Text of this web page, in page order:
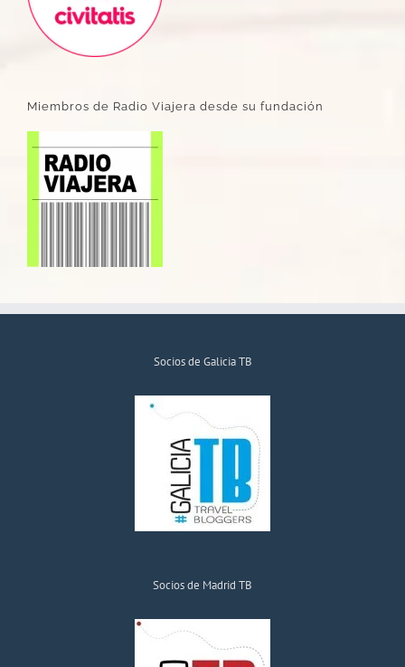
Miembros de Radio Viajera desde su fundación
Socios de Galicia TB
Socios de Madrid TB